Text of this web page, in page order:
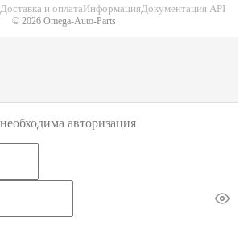
Доставка и оплатаИнформацияДокументация API
© 2026 Omega-Auto-Parts
авторизация